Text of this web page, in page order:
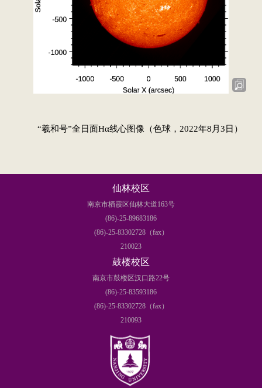
“羲和号”全日面Hα线心图像（色球，2022年8月3日）
仙林校区
南京市栖霞区仙林大道163号
(86)-25-89683186
(86)-25-83302728（fax）
210023
鼓楼校区
南京市鼓楼区汉口路22号
(86)-25-83593186
(86)-25-83302728（fax）
210093